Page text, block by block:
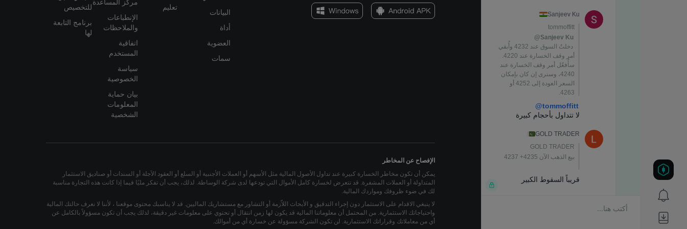
البيانات
أداة
العضوية
سمات
تعليم
مركز المساعدة
الإنطباعات
والملاحظات
اتفاقية
المستخدم
سياسة
الخصوصية
بيان حماية
المعلومات
الشخصية
للتخصيص
برنامج التابعة
لها
الإفصاح عن المخاطر
يمكن أن تكون مخاطر الخسارة كبيرة عند تداول الأصول المالية مثل الأسهم أو العملات الأجنبية أو السلع أو العقود الآجلة أو السندات أو صناديق الاستثمار
المتداولة أو العملات المشفرة. قد تتعرض لخسارة كامل الأموال التي تودعها لدى شركة الوساطة. لذلك، يجب أن تفكر مليًا فيما إذا كانت هذه التجارة مناسبة
لك في ضوء ظروفك ومواردك المالية.
لا ينبغي الاقدام على الاستثمار دون إجراء التدقيق و الأبحاث اللاّزمة أو التشاور مع مستشاريك الماليين. قد لا يناسبك محتوى موقعنا ، لأننا لا نعرف حالتك المالية
واحتياجاتك الاستثمارية. من المحتمل أن معلوماتنا المالية قد يكون لها زمن انتقال أو تحتوي على معلومات غير دقيقة، لذلك يجب أن تكون مسؤولاً بالكامل عن
أي من معاملاتك وقراراتك الاستثمارية. لن تكون الشركة مسؤولة عن خسارة أي من أموالك.